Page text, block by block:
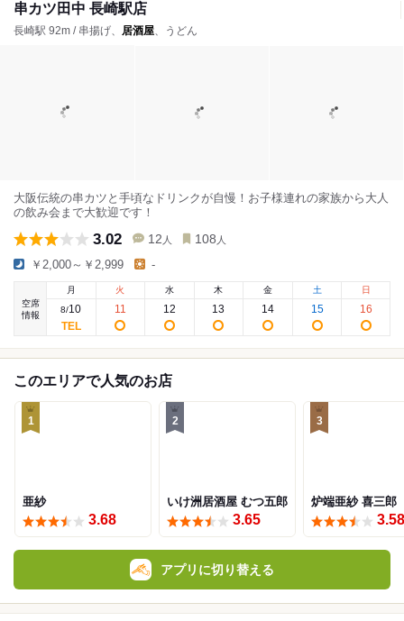
串カツ田中 長崎駅店
長崎駅 92m / 串揚げ、 居酒屋、うどん
大阪伝統の串カツと手頃なドリンクが自慢！お子様連れの家族から大人
の飲み会まで大歓迎です！
3.02 12 人 108 人
￥2,000～￥2,999 -
空席
情報
月
8/10
火
11
水
12
木
13
金
14
土
15
日
16
このエリアで人気のお店
1
亜紗
3.68
2
いけ洲居酒屋 むつ五郎
3.65
3
炉端亜紗 喜三郎
3.58
アプリに切り替える